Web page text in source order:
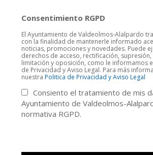
Consentimiento RGPD
El Ayuntamiento de Valdeolmos-Alalpardo
con la finalidad de mantenerle informado
noticias, promociones y novedades. Puede
derechos de acceso, rectificación,
limitación y oposición, como le informamos
de Privacidad y Aviso Legal. Para más
nuestra Politica de Privacidad y Aviso Legal
Consiento el tratamiento de mis
Ayuntamiento de Valdeolmos-
normativa RGPD.